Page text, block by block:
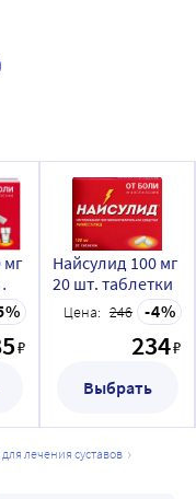
крови.
не
CYP2C9.
нимесулидом
этого
в плазме крови
(вальпроевая
препаратами
кислотой
эффект.
мг
₽
Найсулид 100 мг
20 шт. таблетки
Цена: 246 4
234₽
Выбрать
для лечения суставов